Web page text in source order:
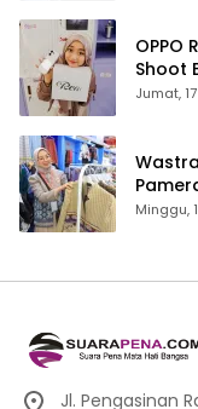
OPPO
Shoot
Betah
Jumat,
Minggu,
Jl. Pengasinan